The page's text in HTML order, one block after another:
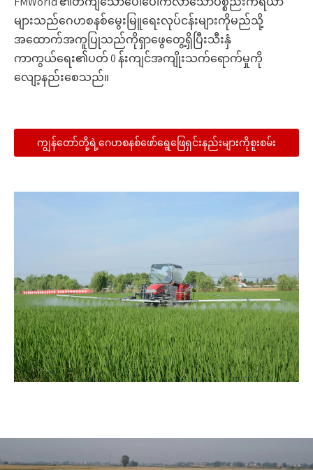
များသည်ဂေဟစနစ်မွေးမြူရေးလုပ်ငန်းများကိုမည်သို့
အထောက်အကူပြုသည်ကိုရှာဖွေတွေ့ရှိပြီးသီးနှံ
ကာကွယ်ရေး၏ပတ် 0 န်းကျင်အကျိုးသက်ရောက်မှုကို
လျော့နည်းစေသည်။
ကျွန်တော်တို့ရဲ့ဂေဟစနစ်ဖော်ရွေဖြေရှင်းနည်းများကိုစူးစမ်း